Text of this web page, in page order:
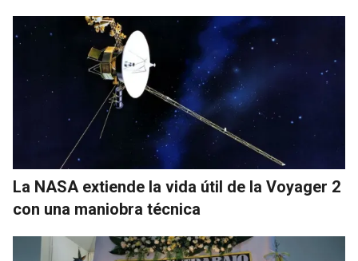
La NASA extiende la vida útil de la Voyager 2
con una maniobra técnica